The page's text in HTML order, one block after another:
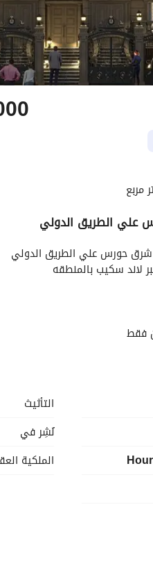
الموقع والأماكن القريبة
علي الطريق الدولي
حورس علي الطريق الدولي
فقط
التأثيث
نُشِر في
الملكية